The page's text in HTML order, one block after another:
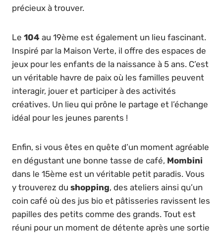
précieux à trouver.
Le 104 au 19ème est également un lieu fascinant.
Inspiré par la Maison Verte, il offre des espaces de
jeux pour les enfants de la naissance à 5 ans. C’est
un véritable havre de paix où les familles peuvent
interagir, jouer et participer à des activités
créatives. Un lieu qui prône le partage et l’échange
idéal pour les jeunes parents !
Enfin, si vous êtes en quête d’un moment agréable
en dégustant une bonne tasse de café, Mombini
dans le 15ème est un véritable petit paradis. Vous
y trouverez du shopping, des ateliers ainsi qu’un
coin café où des jus bio et pâtisseries ravissent les
papilles des petits comme des grands. Tout est
réuni pour un moment de détente après une sortie